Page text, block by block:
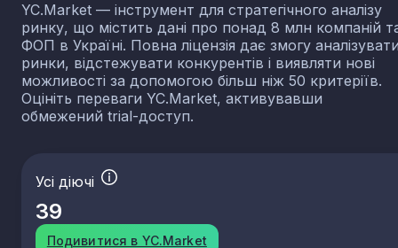
YC.Market — інструмент для стратегічного аналізу
ринку, що містить дані про понад 8 млн компаній
ФОП в Україні. Повна ліцензія дає змогу
ринки, відстежувати конкурентів і виявляти нові
можливості за допомогою більш ніж 50 критеріїв.
Оцініть переваги YC.Market, активувавши
обмежений trial-доступ.
Усі діючі
39
Подивитися в YC.Market